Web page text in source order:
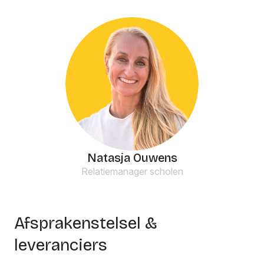
Natasja Ouwens
Relatiemanager scholen
Afsprakenstelsel &
leveranciers